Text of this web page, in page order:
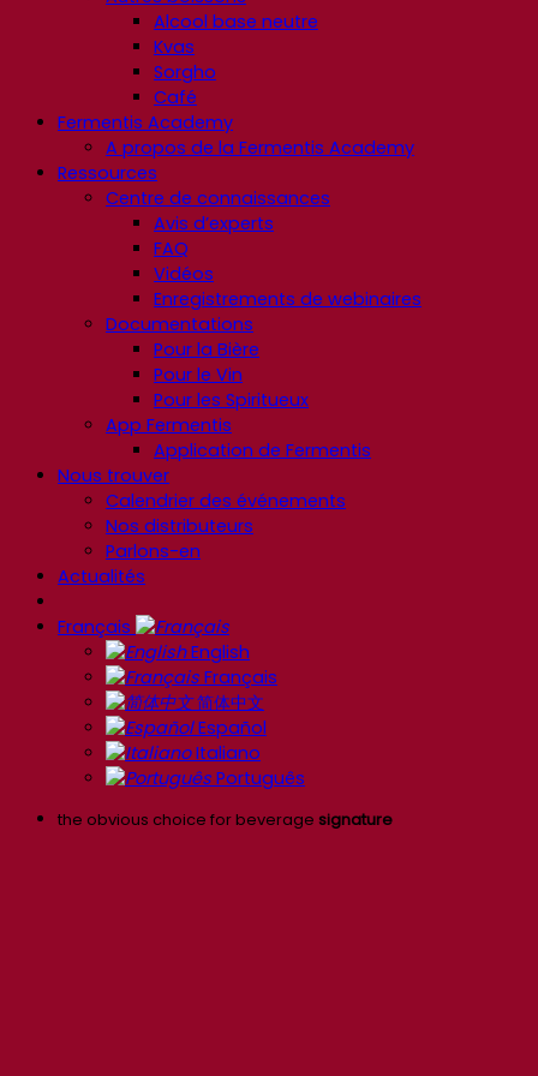
Alcool base neutre
Kvas
Sorgho
Café
Fermentis Academy
A propos de la Fermentis Academy
Ressources
Centre de connaissances
Avis d’experts
FAQ
Vidéos
Enregistrements de webinaires
Documentations
Pour la Bière
Pour le Vin
Pour les Spiritueux
App Fermentis
Application de Fermentis
Nous trouver
Calendrier des événements
Nos distributeurs
Parlons-en
Actualités
Français
English
Français
简体中文
Español
Italiano
Português
the obvious choice for beverage signature